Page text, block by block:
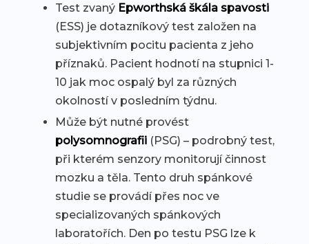
Test zvaný Epworthská škála spavosti
(ESS) je dotazníkový test založen na
subjektivním pocitu pacienta z jeho
příznaků. Pacient hodnotí na stupnici 1-
10 jak moc ospalý byl za různých
okolností v posledním týdnu.
Může být nutné provést
polysomnografii (PSG) – podrobný test,
při kterém senzory monitorují činnost
mozku a těla. Tento druh spánkové
studie se provádí přes noc ve
specializovaných spánkových
laboratořích. Den po testu PSG lze k